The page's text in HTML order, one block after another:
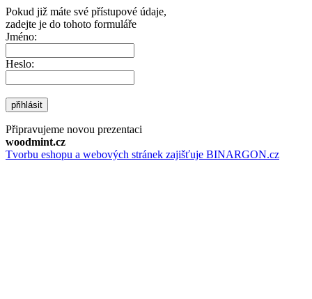
Pokud již máte své přístupové údaje,
zadejte je do tohoto formuláře
Jméno:
Heslo:
přihlásit
Připravujeme novou prezentaci
woodmint.cz
Tvorbu eshopu a webových stránek zajišťuje BINARGON.cz